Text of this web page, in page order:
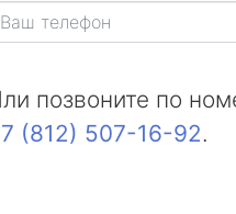
позвоните по
(812) 507-16-92.